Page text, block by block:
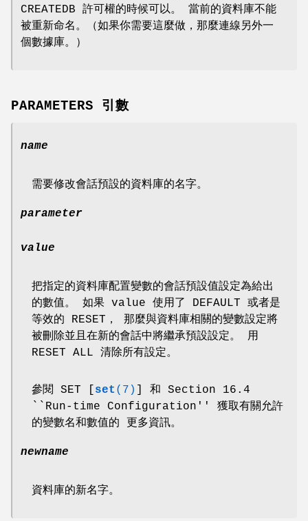
CREATEDB 許可權的時候可以。 當前的資料庫不能
被重新命名。（如果你需要這麼做，那麼連線另外一
個數據庫。）
PARAMETERS 引數
name
需要修改會話預設的資料庫的名字。
parameter
value
把指定的資料庫配置變數的會話預設值設定為給出
的數值。 如果 value 使用了 DEFAULT 或者是
等效的 RESET， 那麼與資料庫相關的變數設定將
被刪除並且在新的會話中將繼承預設設定。 用
RESET ALL 清除所有設定。
參閱 SET [ set (7)
] 和 Section 16.4
``Run-time Configuration'' 獲取有關允許
的變數名和數值的 更多資訊。
newname
資料庫的新名字。